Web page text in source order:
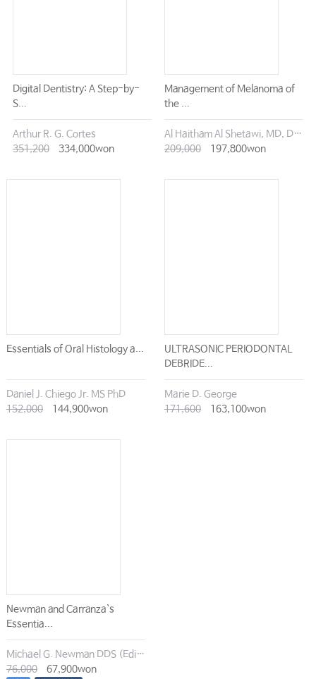
Digital Dentistry: A Step-by-
S...
Arthur R. G. Cortes
351,200
334,000won
Management of Melanoma of
the ...
Al Haitham Al Shetawi, MD, DMD
209,000
197,800won
Essentials of Oral Histology a...
Daniel J. Chiego Jr. MS PhD
152,000
144,900won
ULTRASONIC PERIODONTAL
DEBRIDE...
Marie D. George
171,600
163,100won
Newman and Carranza`s
Essentia...
Michael G. Newman DDS (Editor), Irina Dragan (Editor), Satheesh Elangovan BDS DSc DMSc (Editor), Archana K. Karan (Editor)
76,000
67,900won